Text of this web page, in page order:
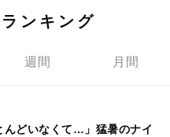
ンキング
週間 月間
んどいなくて…」猛暑のナイ